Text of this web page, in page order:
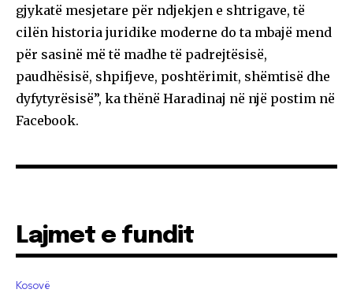
gjykatë mesjetare për ndjekjen e shtrigave, të
cilën historia juridike moderne do ta mbajë mend
për sasinë më të madhe të padrejtësisë,
paudhësisë, shpifjeve, poshtërimit, shëmtisë dhe
dyfytyrësisë”, ka thënë Haradinaj në një postim në
Facebook.
Lajmet e fundit
Kosovë